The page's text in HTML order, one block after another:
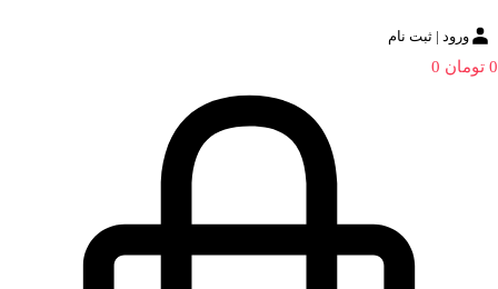
ورود | ثبت نام
0 تومان 0